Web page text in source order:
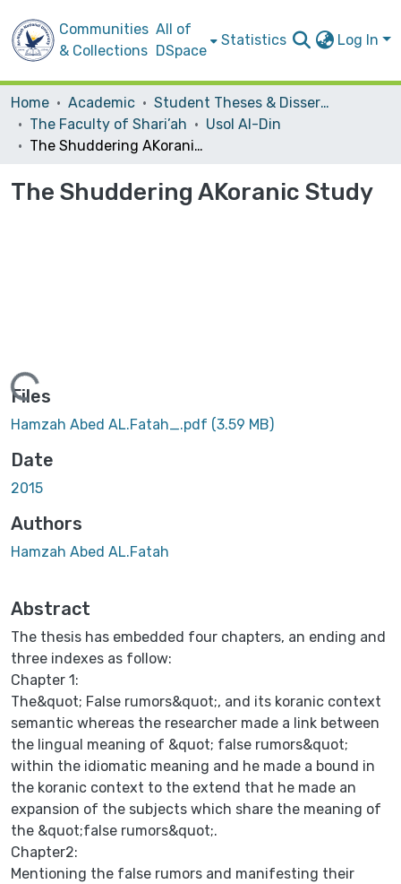
Communities
& Collections
All of
DSpace
Statistics Log In
Home Academic
Student Theses & Dissertations
The Faculty of Shari’ah
Usol Al-Din
The Shuddering AKoranic Study
The Shuddering AKoranic Study
Files
Hamzah Abed AL.Fatah_.pdf (3.59 MB)
Date
2015
Authors
Hamzah Abed AL.Fatah
Abstract
The thesis has embedded four chapters, an ending and
three indexes as follow:
Chapter 1:
The&quot; False rumors&quot;, and its koranic context
semantic whereas the researcher made a link between
the lingual meaning of &quot; false rumors&quot;
within the idiomatic meaning and he made a bound in
the koranic context to the extend that he made an
expansion of the subjects which share the meaning of
the &quot;false rumors&quot;.
Chapter2:
Mentioning the false rumors and manifesting their